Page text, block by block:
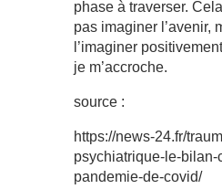
phase à traverser.
pas imaginer l’avenir,
l’imaginer
je m’accroche.
source :
https://news-24.fr/
psychiatrique-le-bilan-
pandemie-de-covid/